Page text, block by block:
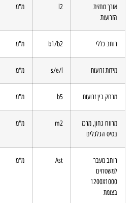
אורך מחזית
הזרועות
l2 מ"מ
רוחב כללי b1/b2 מ"מ
מידות זרועות s/e/l מ"מ
מרחק בין זרועות b5 מ"מ
מרווח גחון, מרכז
בסיס הגלגלים
m2 מ"מ
רוחב מעבר
למשטחים
1200X1000
בצומת
Ast מ"מ